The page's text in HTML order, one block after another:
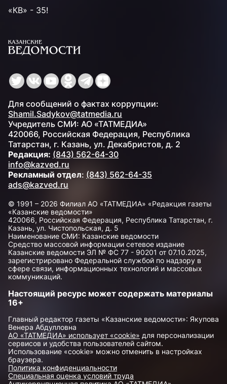
«КВ» - 35!
Для сообщений о фактах коррупции:
Shamil.Sadykov@tatmedia.ru
Учредитель СМИ: АО «ТАТМЕДИА»
420066, Российская Федерация, Республика
Татарстан, г. Казань, ул. Декабристов, д. 2
Редакция: (843) 562-64-30
info@kazved.ru
Рекламный отдел: (843) 562-64-35
ads@kazved.ru
© 1991 – 2026 Филиал АО «ТАТМЕДИА» «Редакция газеты
«Казанские ведомости»
420066, Российская Федерация, Республика Татарстан, г.
Казань, ул. Чистопольская, д. 5
Наименование СМИ: Казанские ведомости
Средство массовой информации сетевое издание
Казанские ведомости ЭЛ № ФС 77 - 90201 от 07.10.2025,
зарегистрировано Федеральной службой по надзору в
сфере связи, информационных технологий и массовых
коммуникаций.
Настоящий ресурс может содержать материалы
16+
Главный редактор газеты «Казанские ведомости»: Якупова
Венера Абдулловна
АО «ТАТМЕДИА» использует «cookie» для персонализации
сервисов и удобства пользователей сайтом.
Использование «cookie» можно отменить в настройках
браузера.
Политика конфиденциальности
Специальная оценка условий труда